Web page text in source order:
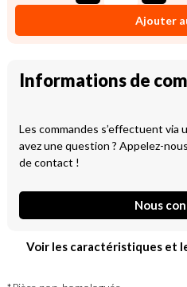
Ajouter
Informations de
Les commandes s’effectuent via
avez une question ? Appelez-
de contact !
Nous
Voir les caractéristiques et